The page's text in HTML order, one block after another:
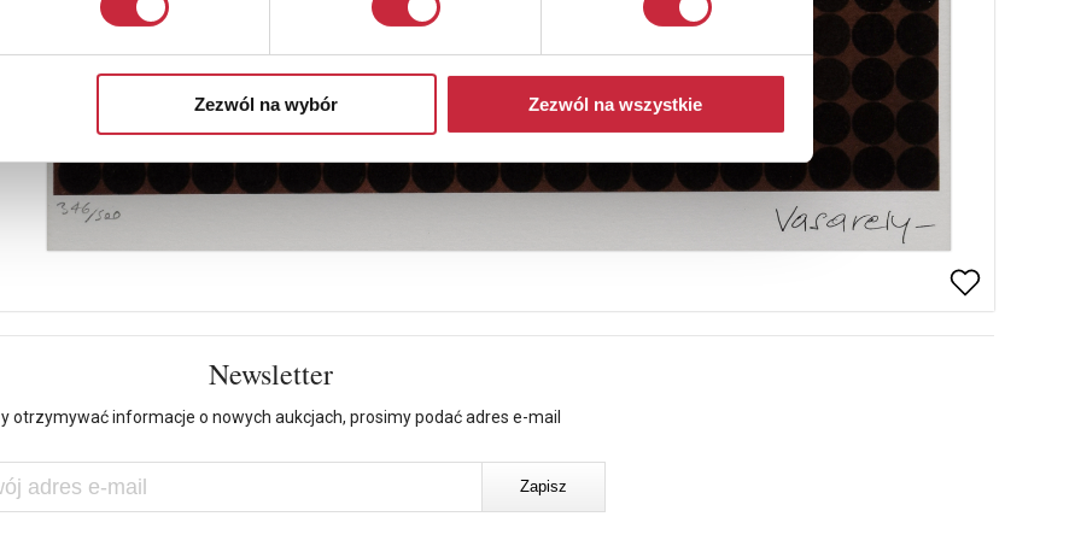
Zezwól na wybór Zezwól na wszystkie
Newsletter
otrzymywać informacje o nowych aukcjach, prosimy podać adres e-mail